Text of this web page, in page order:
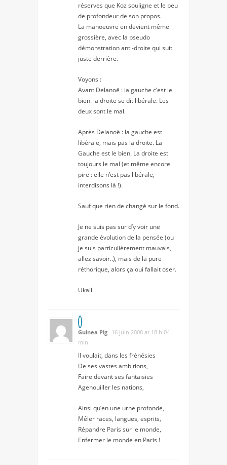
réserves que Koz souligne et le peu
de profondeur de son propos.
La manoeuvre en devient même
grossière, avec la pseudo
démonstration anti-droite qui suit
juste derrière.
Voyons :
Avant Delanoë : la gauche c’est le
bien. la droite se dit libérale. Les
deux sont le mal.
Après Delanoë : la gauche est
libérale, mais pas la droite. La
Gauche est le bien. La droite est
toujours le mal (et même encore
pire : elle n’est pas libérale,
interdisons là !).
Sauf que rien de changé sur le fond.
Je ne suis pas sur d’y voir une
grande évolution de la pensée (ou
je suis particulièrement mauvais,
allez savoir..), mais de la pure
réthorique, alors ça oui fallait oser.
Ukail
Guinea Pig 16 juin 2008 at 18 h 04
min
Il voulait, dans les frénésies
De ses vastes ambitions,
Faire devant ses fantaisies
Agenouiller les nations,
Ainsi qu’en une urne profonde,
Mêler races, langues, esprits,
Répandre Paris sur le monde,
Enfermer le monde en Paris !